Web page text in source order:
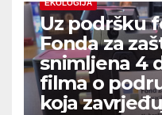
EKOLOGIJA
Uz podršku
Fonda za
snimljena 4
filma o
koja